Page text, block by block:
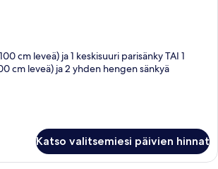
cm leveä) ja 1 keskisuuri parisänky TAI 1
cm leveä) ja 2 yhden hengen sänkyä
Katso valitsemiesi päivien hinnat